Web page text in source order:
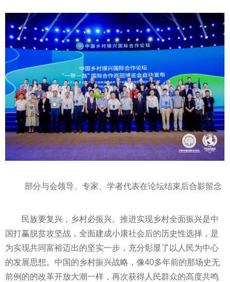
部分与会领导、专家、学者代表在论坛结束后合影留念
民族要复兴，乡村必振兴。推进实现乡村全面振兴是中
国打赢脱贫攻坚战，全面建成小康社会后的历史性选择，是
为实现共同富裕迈出的坚实一步，充分彰显了以人民为中心
的发展思想。中国的乡村振兴战略，像40多年前的那场史无
前例的的改革开放大潮一样，再次获得人民群众的高度共鸣